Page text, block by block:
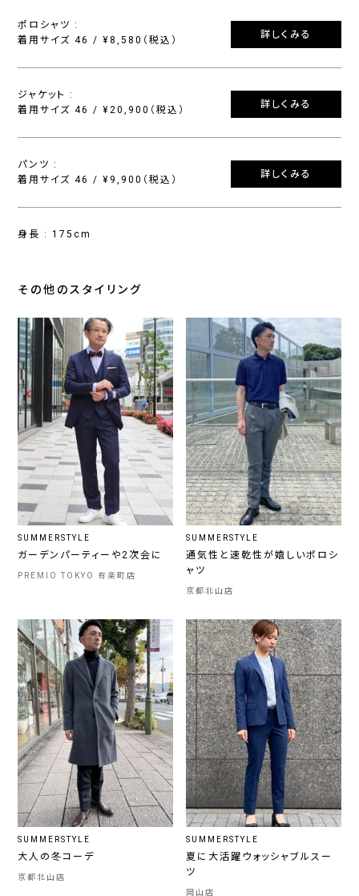
ポロシャツ :
着用サイズ 46 / ¥8,580（税込）
詳しくみる
ジャケット :
着用サイズ 46 / ¥20,900（税込）
詳しくみる
パンツ :
着用サイズ 46 / ¥9,900（税込）
詳しくみる
身長 : 175cm
その他のスタイリング
SUMMERSTYLE
ガーデンパーティーや2次会に
PREMIO TOKYO 有楽町店
SUMMERSTYLE
通気性と速乾性が嬉しいポロシ
ャツ
京都北山店
SUMMERSTYLE
大人の冬コーデ
京都北山店
SUMMERSTYLE
夏に大活躍ウォッシャブルスー
ツ
岡山店